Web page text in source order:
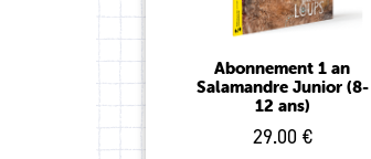
Abonnement 1 an
Salamandre Junior (8-
12 ans)
29.00 €